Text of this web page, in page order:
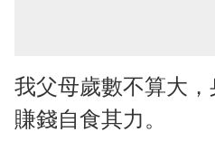
我父母歲數不算大
賺錢自食其力。